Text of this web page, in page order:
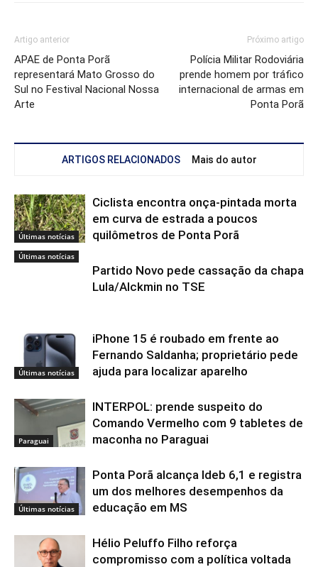
Artigo anterior
APAE de Ponta Porã
representará Mato Grosso do
Sul no Festival Nacional Nossa
Arte
Próximo artigo
Polícia Militar Rodoviária
prende homem por tráfico
internacional de armas em
Ponta Porã
ARTIGOS RELACIONADOS Mais do autor
Últimas notícias
Ciclista encontra onça-pintada morta
em curva de estrada a poucos
quilômetros de Ponta Porã
Últimas notícias
Partido Novo pede cassação da chapa
Lula/Alckmin no TSE
Últimas notícias
iPhone 15 é roubado em frente ao
Fernando Saldanha; proprietário pede
ajuda para localizar aparelho
Paraguai
INTERPOL: prende suspeito do
Comando Vermelho com 9 tabletes de
maconha no Paraguai
Últimas notícias
Ponta Porã alcança Ideb 6,1 e registra
um dos melhores desempenhos da
educação em MS
Hélio Peluffo Filho reforça
compromisso com a política voltada